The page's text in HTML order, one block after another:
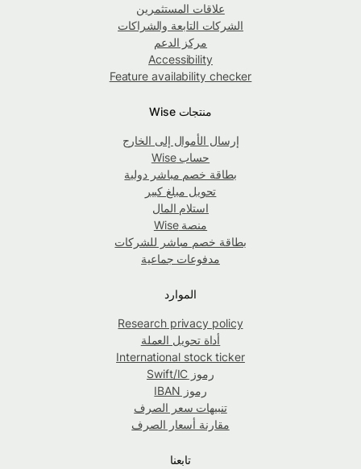
علاقات المستثمرين
الشركات التابعة والشراكات
مركز الدعم
Accessibility
Feature availability checker
منتجات Wise
إرسال الأموال إلى الخارج
حساب Wise
بطاقة خصم مباشر دولية
تحويل مبلغ كبير
استلام المال
منصة Wise
بطاقة خصم مباشر للشركات
مدفوعات جماعية
الموارد
Research privacy policy
أداة تحويل العملة
International stock ticker
رموز Swift/IC
رموز IBAN
تنبيهات سعر الصرف
مقارنة أسعار الصرف
تابعنا